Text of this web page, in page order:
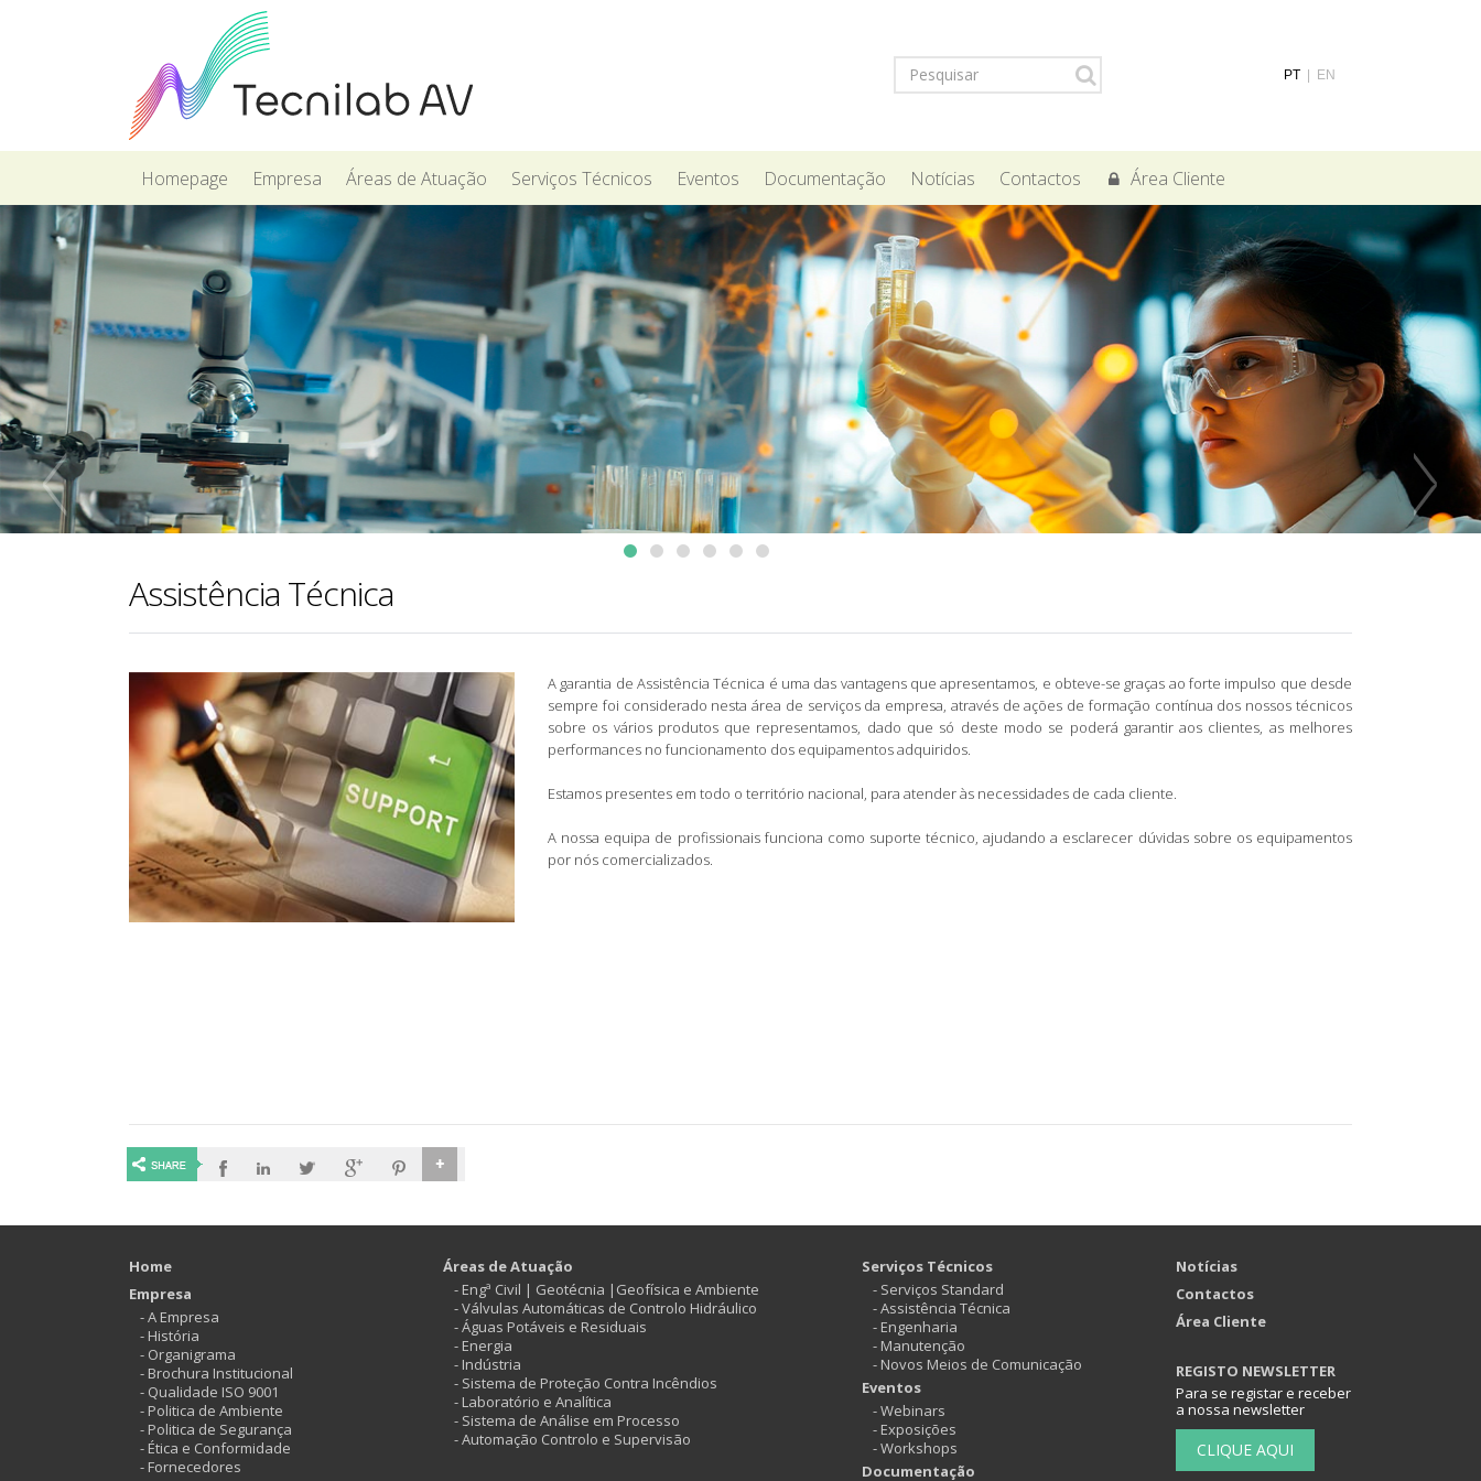
PT EN
Homepage Empresa Áreas de Atuação Serviços Técnicos Eventos Documentação Notícias Contactos Área Cliente
Assistência Técnica
A garantia de Assistência Técnica é uma das vantagens que apresentamos, e obteve-se graças ao forte impulso que desde
sempre foi considerado nesta área de serviços da empresa, através de ações de formação contínua dos nossos técnicos
sobre os vários produtos que representamos, dado que só deste modo se poderá garantir aos clientes, as melhores
performances no funcionamento dos equipamentos adquiridos.
Estamos presentes em todo o território nacional, para atender às necessidades de cada cliente.
A nossa equipa de profissionais funciona como suporte técnico, ajudando a esclarecer dúvidas sobre os equipamentos
por nós comercializados.
Home
Empresa
- A Empresa
- História
- Organigrama
- Brochura Institucional
- Qualidade ISO 9001
- Politica de Ambiente
- Politica de Segurança
- Ética e Conformidade
- Fornecedores
Áreas de Atuação
- Engª Civil | Geotécnia |Geofísica e Ambiente
- Válvulas Automáticas de Controlo Hidráulico
- Águas Potáveis e Residuais
- Energia
- Indústria
- Sistema de Proteção Contra Incêndios
- Laboratório e Analítica
- Sistema de Análise em Processo
- Automação Controlo e Supervisão
Serviços Técnicos
- Serviços Standard
- Assistência Técnica
- Engenharia
- Manutenção
- Novos Meios de Comunicação
Eventos
- Webinars
- Exposições
- Workshops
Documentação
Notícias
Contactos
Área Cliente
REGISTO NEWSLETTER
Para se registar e receber
a nossa newsletter